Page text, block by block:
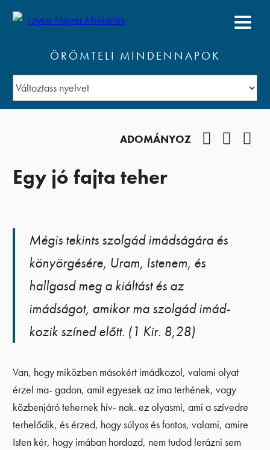
ÖRÖMTELI MINDENNAPOK
ADOMÁNYOZ
Egy jó fajta teher
Mégis tekints szolgád imádságára és
könyörgésére, Uram, Istenem, és
hallgasd meg a kiáltást és az
imádságot, amikor ma szolgád imád-
kozik színed előtt. (1 Kir. 8,28)
Van, hogy miközben másokért imádkozol, valami olyat
érzel ma- gadon, amit egyesek az ima terhének, vagy
közbenjáró tehernek hív- nak. ez olyasmi, ami a szívedre
terhelődik, és érzed, hogy súlyos és fontos, valami, amire
Isten kér, hogy imában hordozd, nem tudod lerázni sem